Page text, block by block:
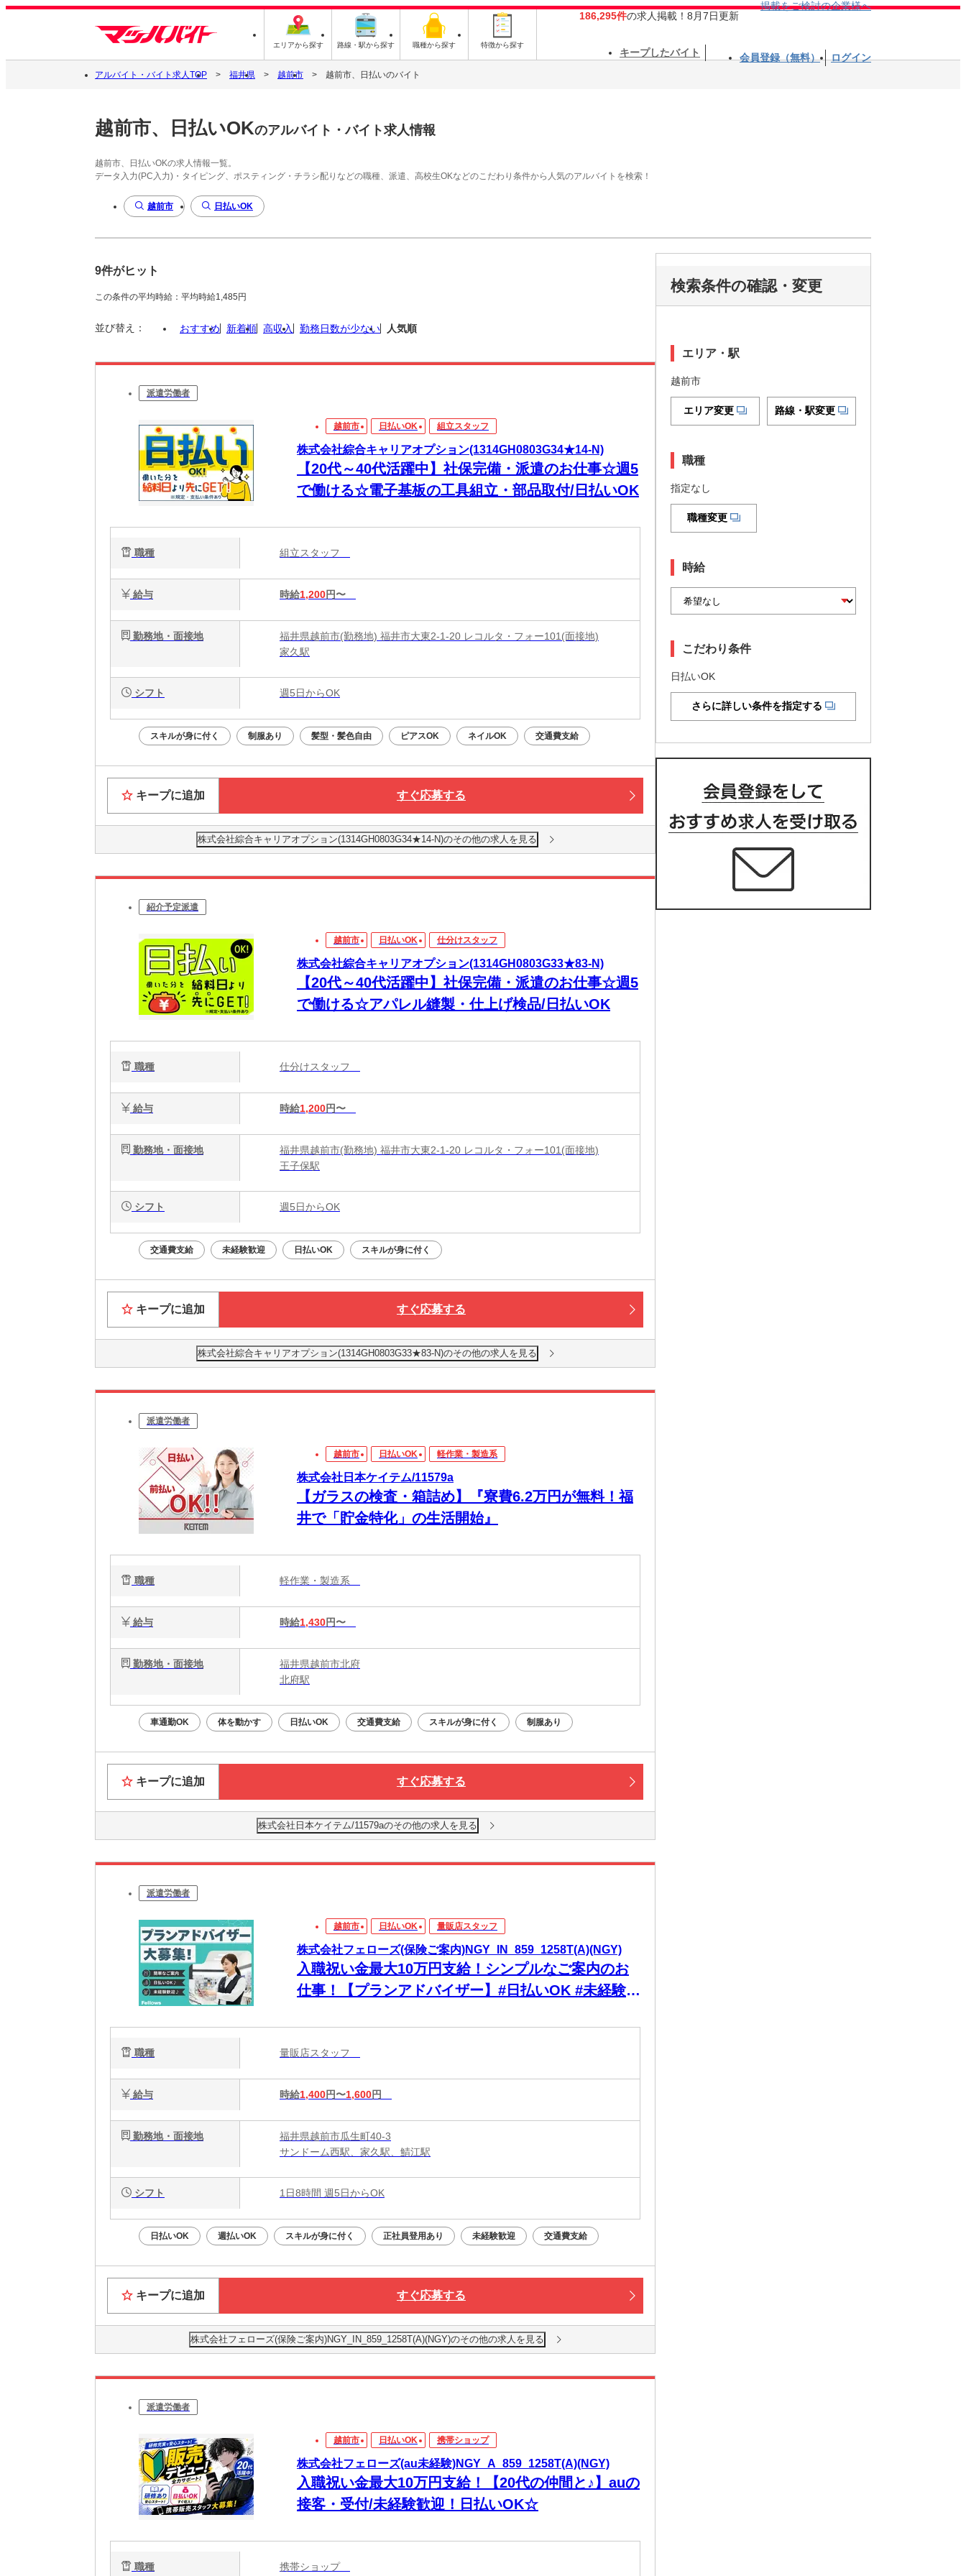
エリアから探す 路線・駅から探す 職種から探す 特徴から探す
186,295件の求人掲載！8月7日更新
掲載をご検討の企業様へ
キープしたバイト 会員登録（無料） ログイン
アルバイト・バイト求人TOP 福井県 越前市 越前市、日払いのバイト
越前市、日払いOKのアルバイト・バイト求人情報
越前市、日払いOKの求人情報一覧。
データ入力(PC入力)・タイピング、ポスティング・チラシ配りなどの職種、派遣、高校生OKなどのこだわり条件から人気のアルバイトを検索！
越前市 日払いOK
9件がヒット
この条件の平均時給：平均時給1,485円
並び替え： おすすめ 新着順 高収入 勤務日数が少ない 人気順
派遣労働者
越前市 日払いOK 組立スタッフ
株式会社綜合キャリアオプション(1314GH0803G34★14-N)
【20代～40代活躍中】社保完備・派遣のお仕事☆週5
で働ける☆電子基板の工具組立・部品取付/日払いOK
職種 組立スタッフ
給与 時給1,200円〜
勤務地・面接地
福井県越前市(勤務地) 福井市大東2-1-20 レコルタ・フォー101(面接地)
家久駅
シフト 週5日からOK
スキルが身に付く 制服あり 髪型・髪色自由 ピアスOK ネイルOK 交通費支給
キープに追加 すぐ応募する
株式会社綜合キャリアオプション(1314GH0803G34★14-N)のその他の求人を見る
紹介予定派遣
越前市 日払いOK 仕分けスタッフ
株式会社綜合キャリアオプション(1314GH0803G33★83-N)
【20代～40代活躍中】社保完備・派遣のお仕事☆週5
で働ける☆アパレル縫製・仕上げ検品/日払いOK
職種 仕分けスタッフ
給与 時給1,200円〜
勤務地・面接地
福井県越前市(勤務地) 福井市大東2-1-20 レコルタ・フォー101(面接地)
王子保駅
シフト 週5日からOK
交通費支給 未経験歓迎 日払いOK スキルが身に付く
キープに追加 すぐ応募する
株式会社綜合キャリアオプション(1314GH0803G33★83-N)のその他の求人を見る
派遣労働者
越前市 日払いOK 軽作業・製造系
株式会社日本ケイテム/11579a
【ガラスの検査・箱詰め】『寮費6.2万円が無料！福
井で「貯金特化」の生活開始』
職種 軽作業・製造系
給与 時給1,430円〜
勤務地・面接地
福井県越前市北府
北府駅
車通勤OK 体を動かす 日払いOK 交通費支給 スキルが身に付く 制服あり
キープに追加 すぐ応募する
株式会社日本ケイテム/11579aのその他の求人を見る
派遣労働者
越前市 日払いOK 量販店スタッフ
株式会社フェローズ(保険ご案内)NGY_IN_859_1258T(A)(NGY)
入職祝い金最大10万円支給！シンプルなご案内のお
仕事！【プランアドバイザー】#日払いOK #未経験
職種 量販店スタッフ
給与 時給1,400円〜1,600円
勤務地・面接地
福井県越前市瓜生町40-3
サンドーム西駅、家久駅、鯖江駅
シフト 1日8時間 週5日からOK
日払いOK 週払いOK スキルが身に付く 正社員登用あり 未経験歓迎 交通費支給
キープに追加 すぐ応募する
株式会社フェローズ(保険ご案内)NGY_IN_859_1258T(A)(NGY)のその他の求人を見る
派遣労働者
越前市 日払いOK 携帯ショップ
株式会社フェローズ(au未経験)NGY_A_859_1258T(A)(NGY)
入職祝い金最大10万円支給！【20代の仲間と♪】auの
接客・受付/未経験歓迎！日払いOK☆
職種 携帯ショップ
検索条件の確認・変更
エリア・駅
越前市
エリア変更 路線・駅変更
職種
指定なし
職種変更
時給
こだわり条件
日払いOK
さらに詳しい条件を指定する